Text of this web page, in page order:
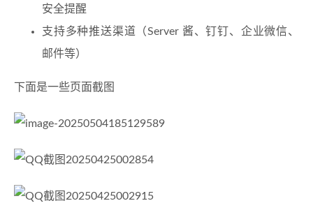
安全提醒
支持多种推送渠道（Server 酱、钉钉、企业微信、
邮件等）
下面是一些页面截图